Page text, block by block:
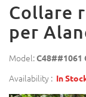
Collare
per
Model:C48##1061
Availability : In